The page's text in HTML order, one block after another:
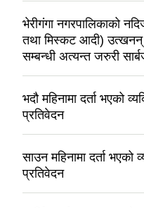
भेरीगंगा नगरपालिकाको
तथा मिस्कट आदी) उत्खनन्
सम्बन्धी अत्यन्त जरुरी
भदौ महिनामा दर्ता भएको
प्रतिवेदन
साउन महिनामा दर्ता भएको
प्रतिवेदन